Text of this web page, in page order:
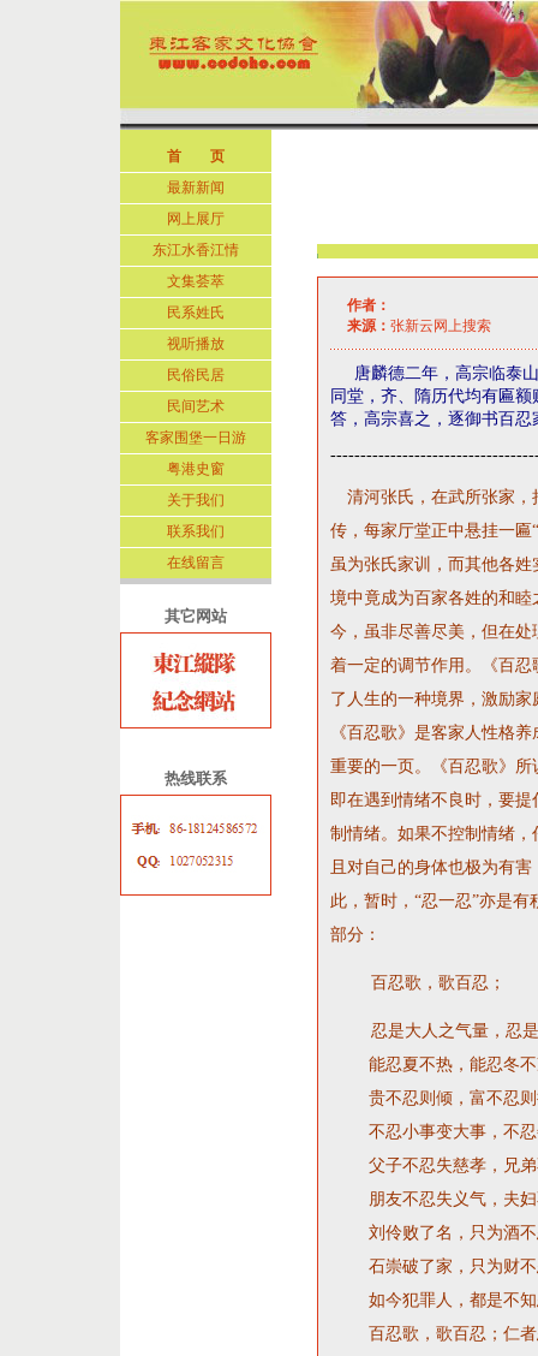
首 页
最新新闻
网上展厅
东江水香江情
文集荟萃
民系姓氏
视听播放
民俗民居
民间艺术
客家围堡一日游
粤港史窗
关于我们
联系我们
在线留言
其它网站
热线联系
作者：
来源： 张新云网上搜索
唐麟德二年，高宗临泰
同堂，齐、隋历代均有匾
答，高宗喜之，逐御书百忍
清河张氏，在武所张家，
传，每家厅堂正中悬挂一匾
虽为张氏家训，而其他各
境中竟成为百家各姓的和
今，虽非尽善尽美，但在
着一定的调节作用。《百
了人生的一种境界，激励
《百忍歌》是客家人性格
重要的一页。《百忍歌》
即在遇到情绪不良时，要提
制情绪。如果不控制情绪
且对自己的身体也极为有
此，暂时，“忍一忍”亦是
部分：
百忍歌，歌百忍；
忍是大人之气量，忍是
能忍夏不热，能忍冬不
贵不忍则倾，富不忍
不忍小事变大事，不忍
父子不忍失慈孝，兄弟
朋友不忍失义气，夫妇
刘伶败了名，只为酒不
石崇破了家，只为财不
如今犯罪人，都是不知
百忍歌，歌百忍；仁者